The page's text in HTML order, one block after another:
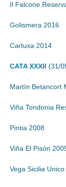
Il Falcone
Golismera 2016
Cartuxa 2014
CATA XXXII (31/
Martín Betancort
Viña Tondonia
Pintia 2008
Viña El Pisón
Vega Sicilia